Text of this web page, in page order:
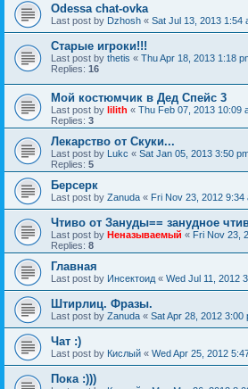
Odessa chat-ovka
Last post by Dzhosh « Sat Jul 13, 2013 1:54
Старые игроки!!!
Last post by thetis « Thu Apr 18, 2013 1:18
Replies: 16
Мой костюмчик в Дед Спейс 3
Last post by lilith « Thu Feb 07, 2013 10:09
Replies: 3
Лекарство от Скуки...
Last post by Lukc « Sat Jan 05, 2013 3:50
Replies: 5
Берсерк
Last post by Zanuda « Fri Nov 23, 2012 9:34
Чтиво от Зануды== занудное
Last post by Неназываемый « Fri Nov 23,
Replies: 8
Главная
Last post by Инсектоид « Wed Jul 11, 2012
Штирлиц. Фразы.
Last post by Zanuda « Sat Apr 28, 2012 3:00
Чат :)
Last post by Кислый « Wed Apr 25, 2012
Пока :)))